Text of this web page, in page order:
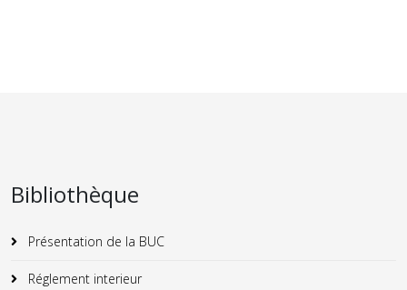
Bibliothèque
Présentation de la BUC
Réglement interieur